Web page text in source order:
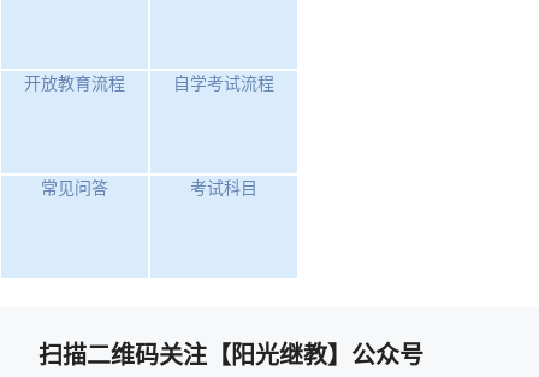
开放教育流程 自学考试流程
常见问答 考试科目
扫描二维码关注【阳光继教】公众号